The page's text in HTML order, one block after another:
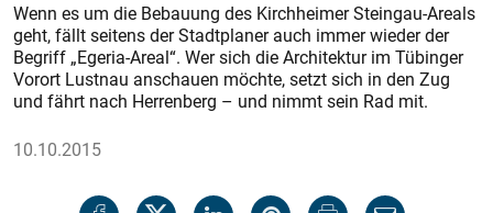
Wenn es um die Bebauung des Kirchheimer Steingau-Areals
geht, fällt seitens der Stadtplaner auch immer wieder der
Begriff „Egeria-Areal“. Wer sich die Architektur im Tübinger
Vorort Lustnau anschauen möchte, setzt sich in den Zug
und fährt nach Herrenberg – und nimmt sein Rad mit.
10.10.2015